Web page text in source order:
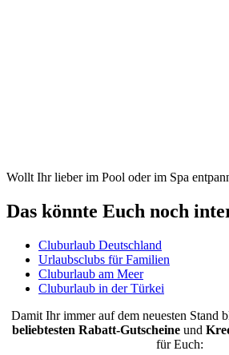
Wollt Ihr lieber im Pool oder im Spa
Das könnte Euch noch
Cluburlaub Deutschland
Urlaubsclubs für Familien
Cluburlaub am Meer
Cluburlaub in der Türkei
Damit Ihr immer auf dem neuesten Stand
beliebtesten Rabatt-Gutscheine und
für Euch: